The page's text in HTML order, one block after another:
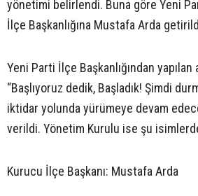
yönetimi belirlendi. Buna göre Yeni
İlçe Başkanlığına Mustafa Arda
Yeni Parti İlçe Başkanlığından yapılan
“Başlıyoruz dedik, Başladık! Şimdi
iktidar yolunda yürümeye devam
verildi. Yönetim Kurulu ise şu
Kurucu İlçe Başkanı: Mustafa Arda